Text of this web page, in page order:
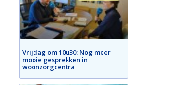
Vrijdag om 10u30: Nog meer
mooie gesprekken in
woonzorgcentra